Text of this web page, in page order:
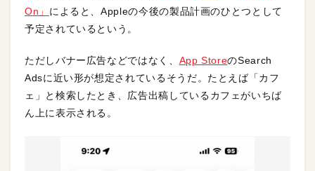
On」 によると、Appleの今後の製品計画のひとつとして
予定されているという。
ただしバナー広告などではなく、 App StoreのSearch
Adsに近い形が想定されているそうだ。たとえば「カフ
ェ」と検索したとき、広告出稿しているカフェがいちば
ん上に表示される。